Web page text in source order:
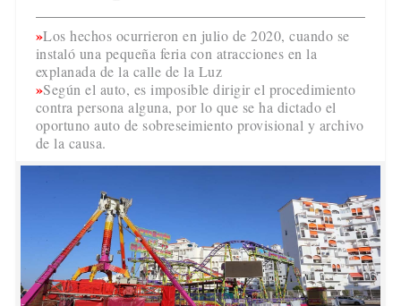
Los hechos ocurrieron en julio de 2020, cuando se
instaló una pequeña feria con atracciones en la
explanada de la calle de la Luz
Según el auto, es imposible dirigir el procedimiento
contra persona alguna, por lo que se ha dictado el
oportuno auto de sobreseimiento provisional y archivo
de la causa.